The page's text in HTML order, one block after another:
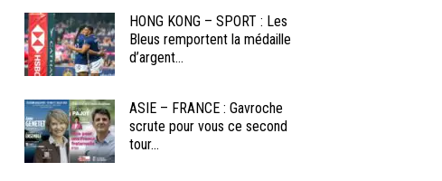
HONG KONG – SPORT : Les
Bleus remportent la médaille
d’argent...
ASIE – FRANCE : Gavroche
scrute pour vous ce second
tour...